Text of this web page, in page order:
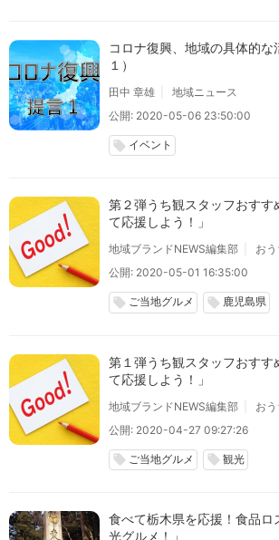
コロナ復興、地域の具体的
１）
田中 章雄
地域ニュース
公開: 2020-05-06 23:50:00
local_offer イベント
第２弾うち観スタッフおすす
て応援しよう！」
地域ブランドNEWS編集部
お
公開: 2020-05-01 16:35:00
local_offer ご当地グルメ local_offer 鹿児島県
第１弾うち観スタッフおすす
て応援しよう！」
地域ブランドNEWS編集部
お
公開: 2020-04-27 09:27:26
local_offer ご当地グルメ local_offer 観光
食べて栃木県を応援！食品ロ
光グルメ！」